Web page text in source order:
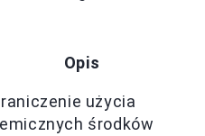
Opis
użycia
środków